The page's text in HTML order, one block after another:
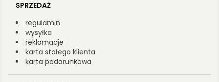
SPRZEDAŻ
regulamin
wysyłka
reklamacje
karta stałego klienta
karta podarunkowa